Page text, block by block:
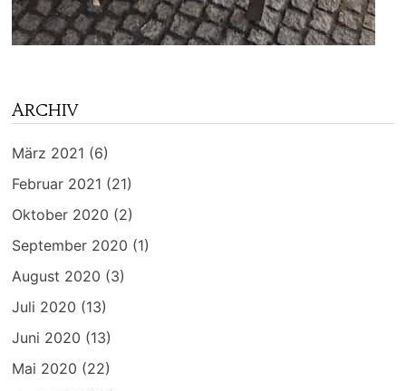
ARCHIV
März 2021 (6)
Februar 2021 (21)
Oktober 2020 (2)
September 2020 (1)
August 2020 (3)
Juli 2020 (13)
Juni 2020 (13)
Mai 2020 (22)